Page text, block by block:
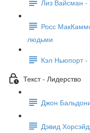
Лиз Вайсман
Росс
людьми
Кэл Ньюпорт -
Текст - Лидерство
Джон
Дэвид